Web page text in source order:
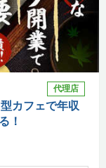
代理店
カフェで年収
！